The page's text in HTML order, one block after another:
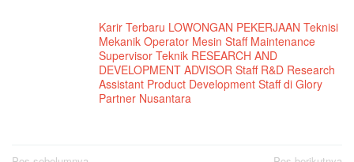
Karir Terbaru LOWONGAN PEKERJAAN Teknisi
Mekanik Operator Mesin Staff Maintenance
Supervisor Teknik RESEARCH AND
DEVELOPMENT ADVISOR Staff R&D Research
Assistant Product Development Staff di Glory
Partner Nusantara